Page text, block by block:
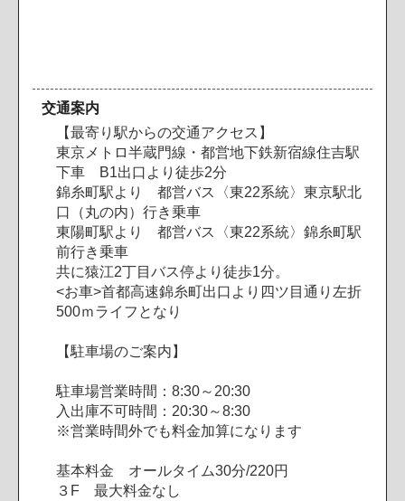
交通案内
【最寄り駅からの交通アクセス】
東京メトロ半蔵門線・都営地下鉄新宿線住吉駅
下車 B1出口より徒歩2分
錦糸町駅より 都営バス〈東22系統〉東京駅北
口（丸の内）行き乗車
東陽町駅より 都営バス〈東22系統〉錦糸町駅
前行き乗車
共に猿江2丁目バス停より徒歩1分。
<お車>首都高速錦糸町出口より四ツ目通り左折
500ｍライフとなり
【駐車場のご案内】
駐車場営業時間：8:30～20:30
入出庫不可時間：20:30～8:30
※営業時間外でも料金加算になります
基本料金 オールタイム30分/220円
３F 最大料金なし